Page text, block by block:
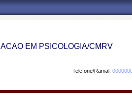
EM PSICOLOGIA/CMRV
Telefone/Ramal: